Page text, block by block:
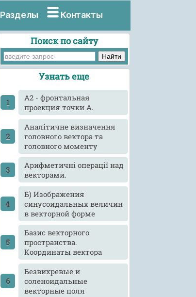
Разделы Контакты
Поиск по сайту
Узнать еще
А2 - фронтальная
проекция точки А.
Аналітичне визначення
головного вектора та
головного моменту
Арифметичні операції над
векторами.
Б) Изображения
синусоидальных величин
в векторной форме
Базис векторного
пространства.
Координаты вектора
Безвихревые и
соленоидальные
векторные поля